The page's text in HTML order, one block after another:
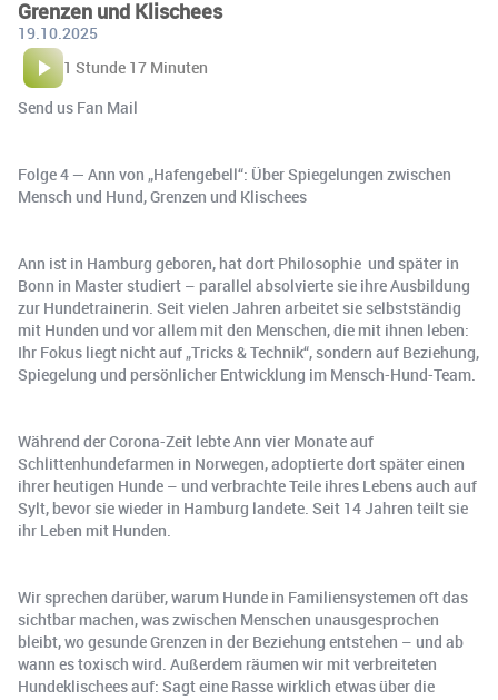
Grenzen und Klischees
19.10.2025
1 Stunde 17 Minuten
Send us Fan Mail
Folge 4 — Ann von „Hafengebell“: Über Spiegelungen zwischen
Mensch und Hund, Grenzen und Klischees
Ann ist in Hamburg geboren, hat dort Philosophie und später in
Bonn in Master studiert – parallel absolvierte sie ihre Ausbildung
zur Hundetrainerin. Seit vielen Jahren arbeitet sie selbstständig
mit Hunden und vor allem mit den Menschen, die mit ihnen leben:
Ihr Fokus liegt nicht auf „Tricks & Technik“, sondern auf Beziehung,
Spiegelung und persönlicher Entwicklung im Mensch-Hund-Team.
Während der Corona-Zeit lebte Ann vier Monate auf
Schlittenhundefarmen in Norwegen, adoptierte dort später einen
ihrer heutigen Hunde – und verbrachte Teile ihres Lebens auch auf
Sylt, bevor sie wieder in Hamburg landete. Seit 14 Jahren teilt sie
ihr Leben mit Hunden.
Wir sprechen darüber, warum Hunde in Familiensystemen oft das
sichtbar machen, was zwischen Menschen unausgesprochen
bleibt, wo gesunde Grenzen in der Beziehung entstehen – und ab
wann es toxisch wird. Außerdem räumen wir mit verbreiteten
Hundeklischees auf: Sagt eine Rasse wirklich etwas über die